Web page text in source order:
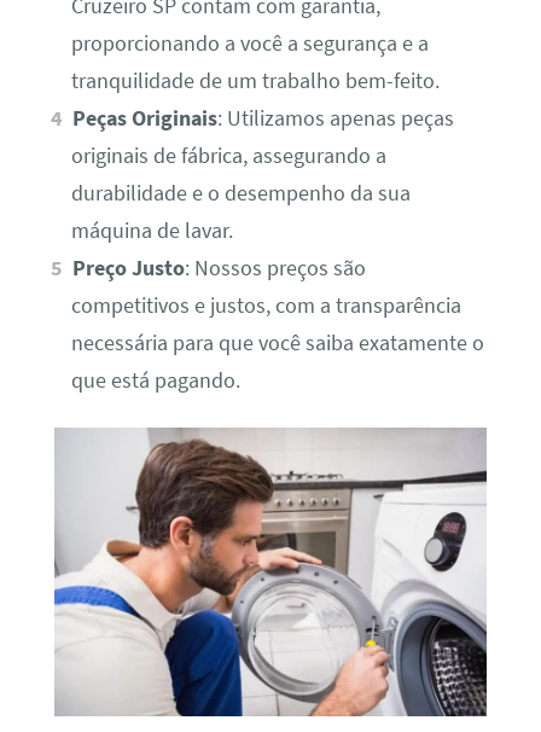
Cruzeiro SP contam com garantia,
proporcionando a você a segurança e a
tranquilidade de um trabalho bem-feito.
Peças Originais: Utilizamos apenas peças
originais de fábrica, assegurando a
durabilidade e o desempenho da sua
máquina de lavar.
Preço Justo: Nossos preços são
competitivos e justos, com a transparência
necessária para que você saiba exatamente o
que está pagando.